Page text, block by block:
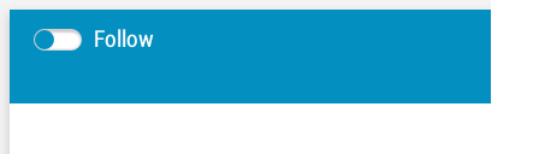
Follow